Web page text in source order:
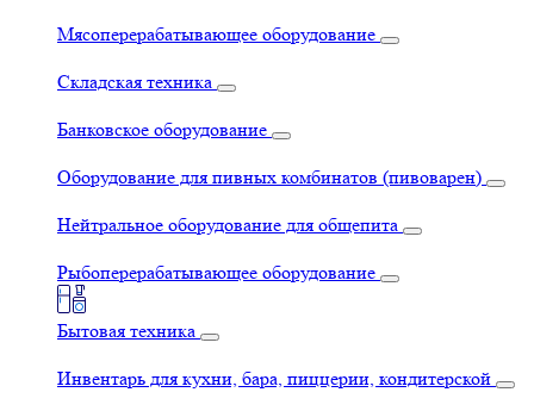
Мясоперерабатывающее оборудование
Складская техника
Банковское оборудование
Оборудование для пивных комбинатов (пивоварен)
Нейтральное оборудование для общепита
Рыбоперерабатывающее оборудование
Бытовая техника
Инвентарь для кухни, бара, пиццерии, кондитерской